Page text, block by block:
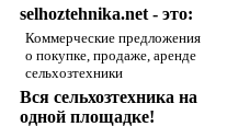
selhoztehnika.net - это:
Коммерческие предложения
о покупке, продаже, аренде
сельхозтехники
Вся сельхозтехника на
одной площадке!